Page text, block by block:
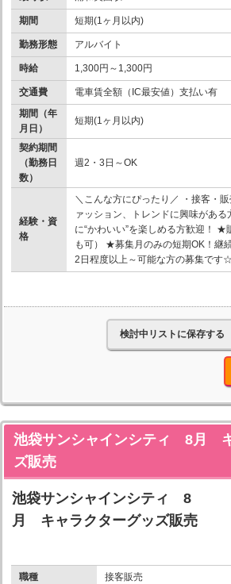
期間 短期(1ヶ月以内)
勤務形態 アルバイト
時給 1,300円～1,300円
交通費
電車賃全額（IC最安値）支払い有
期間（年
月日）
短期(1ヶ月以内)
契約期間
（勤務日
数）
週2・3日～OK
経験・資
格
＼こんな方にぴったり／ ・接客・
ァッション、トレンドに興味があ
に“かわいい”を楽しめる方歓迎！ ★
も可） ★募集月のみの短期OK！継
2日程度以上～可能な方の募集です
検討中リストに保存する
池袋サンシャインシティ 8月
ズ販売
池袋サンシャインシティ 8
月 キャラクターグッズ販売
職種 接客販売